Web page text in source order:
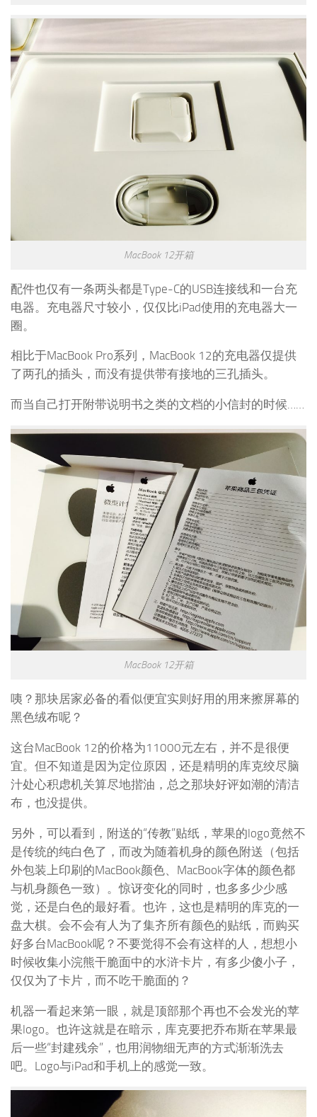
MacBook 12开箱
配件也仅有一条两头都是Type-C的USB连接线和一台充
电器。充电器尺寸较小，仅仅比iPad使用的充电器大一
圈。
相比于MacBook Pro系列，MacBook 12的充电器仅提供
了两孔的插头，而没有提供带有接地的三孔插头。
而当自己打开附带说明书之类的文档的小信封的时候……
MacBook 12开箱
咦？那块居家必备的看似便宜实则好用的用来擦屏幕的
黑色绒布呢？
这台MacBook 12的价格为11000元左右，并不是很便
宜。但不知道是因为定位原因，还是精明的库克绞尽脑
汁处心积虑机关算尽地揩油，总之那块好评如潮的清洁
布，也没提供。
另外，可以看到，附送的“传教”贴纸，苹果的logo竟然不
是传统的纯白色了，而改为随着机身的颜色附送（包括
外包装上印刷的MacBook颜色、MacBook字体的颜色都
与机身颜色一致）。惊讶变化的同时，也多多少少感
觉，还是白色的最好看。也许，这也是精明的库克的一
盘大棋。会不会有人为了集齐所有颜色的贴纸，而购买
好多台MacBook呢？不要觉得不会有这样的人，想想小
时候收集小浣熊干脆面中的水浒卡片，有多少傻小子，
仅仅为了卡片，而不吃干脆面的？
机器一看起来第一眼，就是顶部那个再也不会发光的苹
果logo。也许这就是在暗示，库克要把乔布斯在苹果最
后一些“封建残余”，也用润物细无声的方式渐渐洗去
吧。Logo与iPad和手机上的感觉一致。